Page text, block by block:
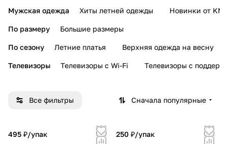
Мужская одежда Хиты летней одежды Новинки от KMI
По размеру Большие размеры
По сезону Летние платья Верхняя одежда на весну
Телевизоры Телевизоры с Wi-Fi Телевизоры с
Все фильтры Сначала популярные
495 ₽/упак
250 ₽/упак